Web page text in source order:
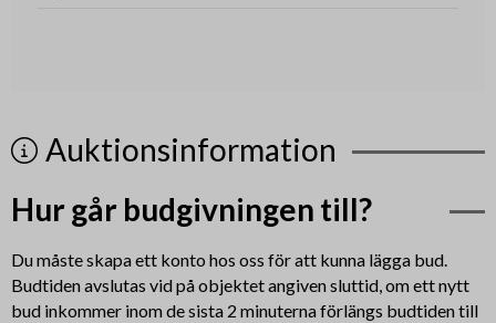
Auktionsinformation
Hur går budgivningen till?
Du måste skapa ett konto hos oss för att kunna lägga bud.
Budtiden avslutas vid på objektet angiven sluttid, om ett nytt
bud inkommer inom de sista 2 minuterna förlängs budtiden till